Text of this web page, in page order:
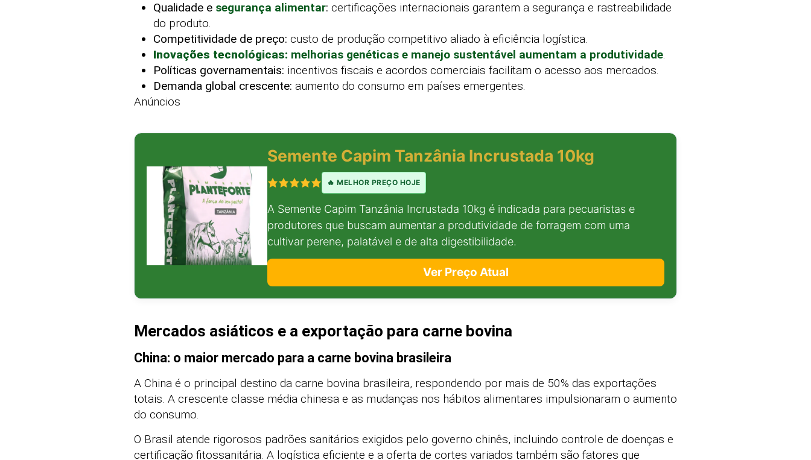
Qualidade e segurança alimentar: certificações internacionais garantem a segurança e rastreabilidade
do produto.
Competitividade de preço: custo de produção competitivo aliado à eficiência logística.
Inovações tecnológicas: melhorias genéticas e manejo sustentável aumentam a produtividade.
Políticas governamentais: incentivos fiscais e acordos comerciais facilitam o acesso aos mercados.
Demanda global crescente: aumento do consumo em países emergentes.
Anúncios
Semente Capim Tanzânia Incrustada 10kg
🔥 MELHOR PREÇO HOJE
A Semente Capim Tanzânia Incrustada 10kg é indicada para pecuaristas e
produtores que buscam aumentar a produtividade de forragem com uma
cultivar perene, palatável e de alta digestibilidade.
Ver Preço Atual
Mercados asiáticos e a exportação para carne bovina
China: o maior mercado para a carne bovina brasileira
A China é o principal destino da carne bovina brasileira, respondendo por mais de 50% das exportações
totais. A crescente classe média chinesa e as mudanças nos hábitos alimentares impulsionaram o aumento
do consumo.
O Brasil atende rigorosos padrões sanitários exigidos pelo governo chinês, incluindo controle de doenças e
certificação fitossanitária. A logística eficiente e a oferta de cortes variados também são fatores que